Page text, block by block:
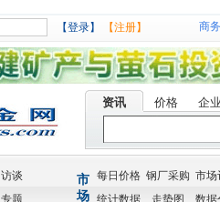
【登录】 【注册】 商
资讯 价格 企
访谈
专题
市
场
每日价格 钢厂采购 市场
统计数据
走势图 数据